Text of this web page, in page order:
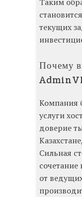
текущих
Почему
Компания
услуги
доверие
Сильная
от